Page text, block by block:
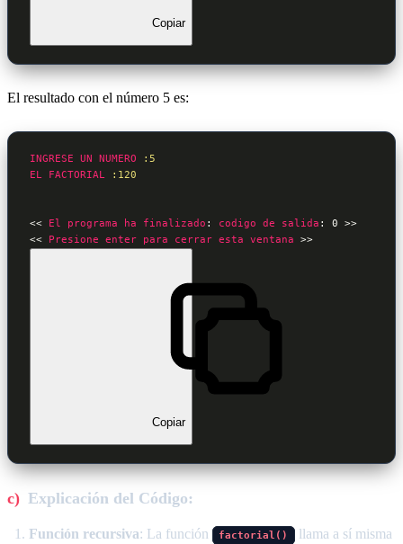
Copiar
El resultado con el número 5 es:
INGRESE UN NUMERO
:5
EL FACTORIAL :120
<< El programa ha finalizado : codigo de salida : 0 >>
<< Presione enter para cerrar esta ventana
Copiar
Explicación del Código:
Función recursiva: La función factorial()
llama a sí misma